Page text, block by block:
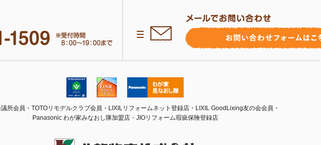
所会員・TOTOリモデルクラブ会員・LIXILリフォームネット登録店・LIXIL GoodLixing友の会会員・
Panasonic わが家みなおし隊加盟店・ JIOリフォーム瑕疵保険登録店